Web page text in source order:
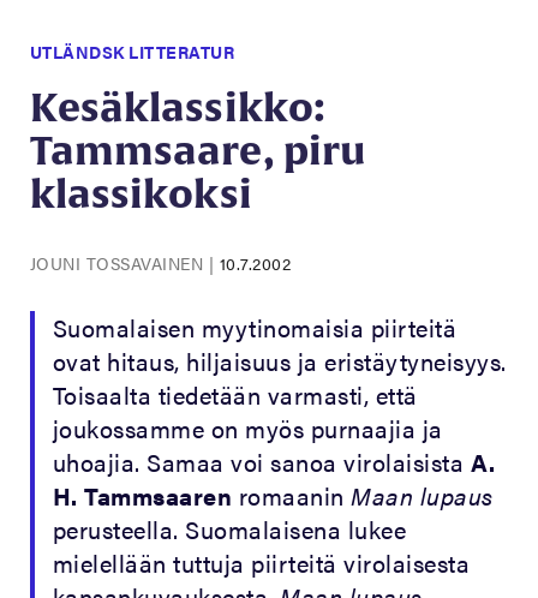
UTLÄNDSK LITTERATUR
Kesäklassikko:
Tammsaare, piru
klassikoksi
JOUNI TOSSAVAINEN | 10.7.2002
Suomalaisen myytinomaisia piirteitä
ovat hitaus, hiljaisuus ja eristäytyneisyys.
Toisaalta tiedetään varmasti, että
joukossamme on myös purnaajia ja
uhoajia. Samaa voi sanoa virolaisista A.
H. Tammsaaren romaaninMaan lupaus
perusteella. Suomalaisena lukee
mielellään tuttuja piirteitä virolaisesta